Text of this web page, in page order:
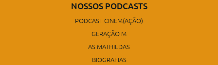
NOSSOS PODCASTS
PODCAST CINEM(AÇÃO)
GERAÇÃO M
AS MATHILDAS
BIOGRAFIAS